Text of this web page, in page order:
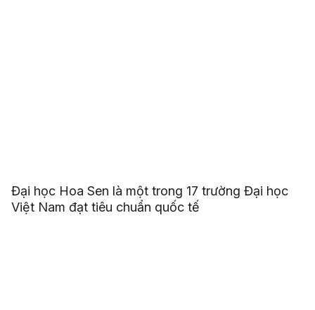
Đại học Hoa Sen là một trong 17 trường Đại học
Việt Nam đạt tiêu chuẩn quốc tế